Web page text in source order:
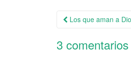
Los que aman a
3